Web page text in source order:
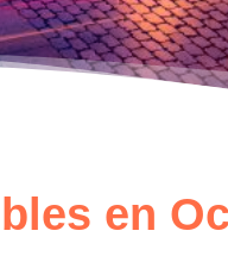
en